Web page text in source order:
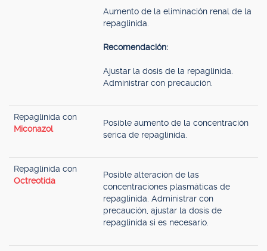
Aumento de la eliminación renal de la
repaglinida.
Recomendación:
Ajustar la dosis de la repaglinida.
Administrar con precaución.
Repaglinida con
Miconazol
Posible aumento de la concentración
sérica de repaglinida.
Repaglinida con
Octreotida
Posible alteración de las
concentraciones plasmáticas de
repaglinida. Administrar con
precaución, ajustar la dosis de
repaglinida si es necesario.